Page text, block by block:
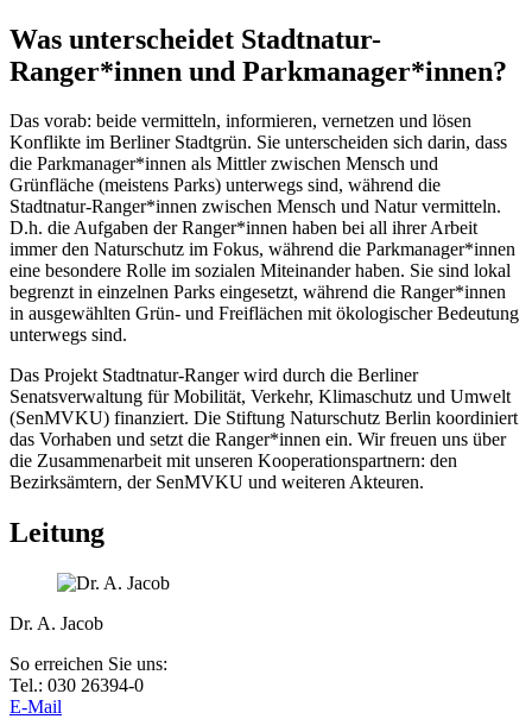
Was unterscheidet Stadtnatur-
Ranger*innen und Parkmanager*innen?
Das vorab: beide vermitteln, informieren, vernetzen und lösen
Konflikte im Berliner Stadtgrün. Sie unterscheiden sich darin, dass
die Parkmanager*innen als Mittler zwischen Mensch und
Grünfläche (meistens Parks) unterwegs sind, während die
Stadtnatur-Ranger*innen zwischen Mensch und Natur vermitteln.
D.h. die Aufgaben der Ranger*innen haben bei all ihrer Arbeit
immer den Naturschutz im Fokus, während die Parkmanager*innen
eine besondere Rolle im sozialen Miteinander haben. Sie sind lokal
begrenzt in einzelnen Parks eingesetzt, während die Ranger*innen
in ausgewählten Grün- und Freiflächen mit ökologischer Bedeutung
unterwegs sind.
Das Projekt Stadtnatur-Ranger wird durch die Berliner
Senatsverwaltung für Mobilität, Verkehr, Klimaschutz und Umwelt
(SenMVKU) finanziert. Die Stiftung Naturschutz Berlin koordiniert
das Vorhaben und setzt die Ranger*innen ein. Wir freuen uns über
die Zusammenarbeit mit unseren Kooperationspartnern: den
Bezirksämtern, der SenMVKU und weiteren Akteuren.
Leitung
Dr. A. Jacob
So erreichen Sie uns:
Tel.: 030 26394-0
E-Mail